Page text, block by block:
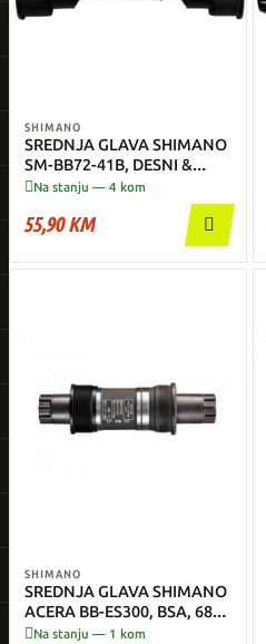
SHIMANO
SREDNJA GLAVA SHIMANO
SM-BB72-41B, DESNI &
LIJEVI ADAPTER, (PRESS FIT
Na stanju — 4 kom
55,90 KM 
SHIMANO
SREDNJA GLAVA SHIMANO
ACERA BB-ES300, BSA, 68-
113MM
Na stanju — 1 kom